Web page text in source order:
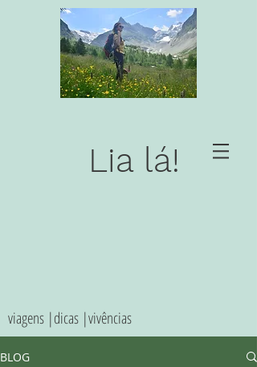
Lia lá!
viagens |dicas |vivências
BLOG